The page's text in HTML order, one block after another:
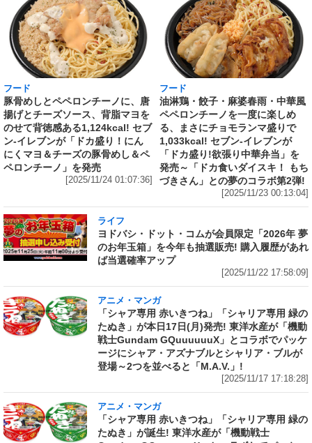
フード
豚骨めしとペペロンチーノに、唐
揚げとチーズソース、背脂マヨを
のせて背徳感ある1,124kcal! セブ
ン‐イレブンが「ドカ盛り！にん
にくマヨ＆チーズの豚骨めし＆ペ
ペロンチーノ」を発売
[2025/11/24 01:07:36]
フード
油淋鶏・餃子・麻婆春雨・中華風
ペペロンチーノを一度に楽しめ
る、まさにチョモランマ盛りで
1,033kcal! セブン‐イレブンが
「ドカ盛り!欲張り中華弁当」を
発売～「ドカ食いダイスキ！ もち
づきさん」との夢のコラボ第2弾!
[2025/11/23 00:13:04]
ライフ
ヨドバシ・ドット・コムが会員限定「2026年 夢
のお年玉箱」を今年も抽選販売! 購入履歴があれ
ば当選確率アップ
[2025/11/22 17:58:09]
アニメ・マンガ
「シャア専用 赤いきつね」「シャリア専用 緑の
たぬき」が本日17日(月)発売! 東洋水産が「機動
戦士Gundam GQuuuuuuX」とコラボでパッケ
ージにシャア・アズナブルとシャリア・ブルが
登場～2つを並べると「M.A.V.」!
[2025/11/17 17:18:28]
アニメ・マンガ
「シャア専用 赤いきつね」「シャリア専用 緑の
たぬき」が誕生! 東洋水産が「機動戦士